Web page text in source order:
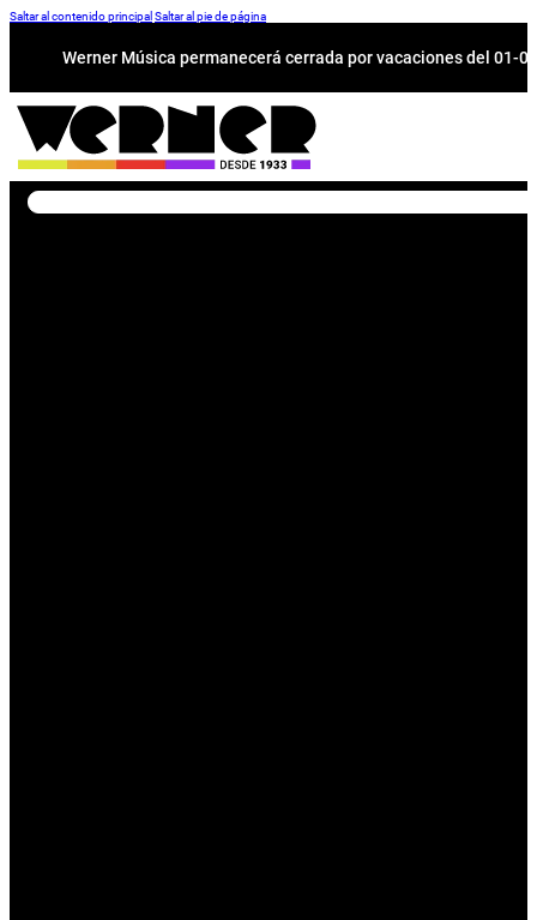
Saltar al contenido principal Saltar al pie de página
Werner Música permanecerá cerrada por vacaciones del 01-
Buscar